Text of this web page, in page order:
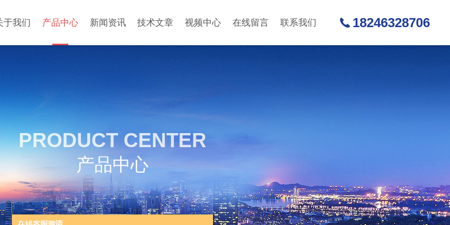
于我们 产品中心 新闻资讯 技术文章 视频中心 在线留言 联系我们 18246328706
PRODUCT CENTER
产品中心